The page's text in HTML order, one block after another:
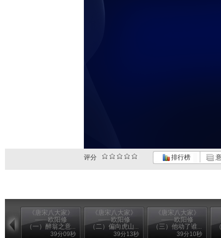
评分 排行榜
《唐宋八大家》
——欧阳修
（一）醉翁之意...
39分09秒
《唐宋八大家》
——欧阳修
（二）偏向虎山...
39分13秒
《唐宋八大家》
——欧阳修
（三）他动了谁...
39分10秒